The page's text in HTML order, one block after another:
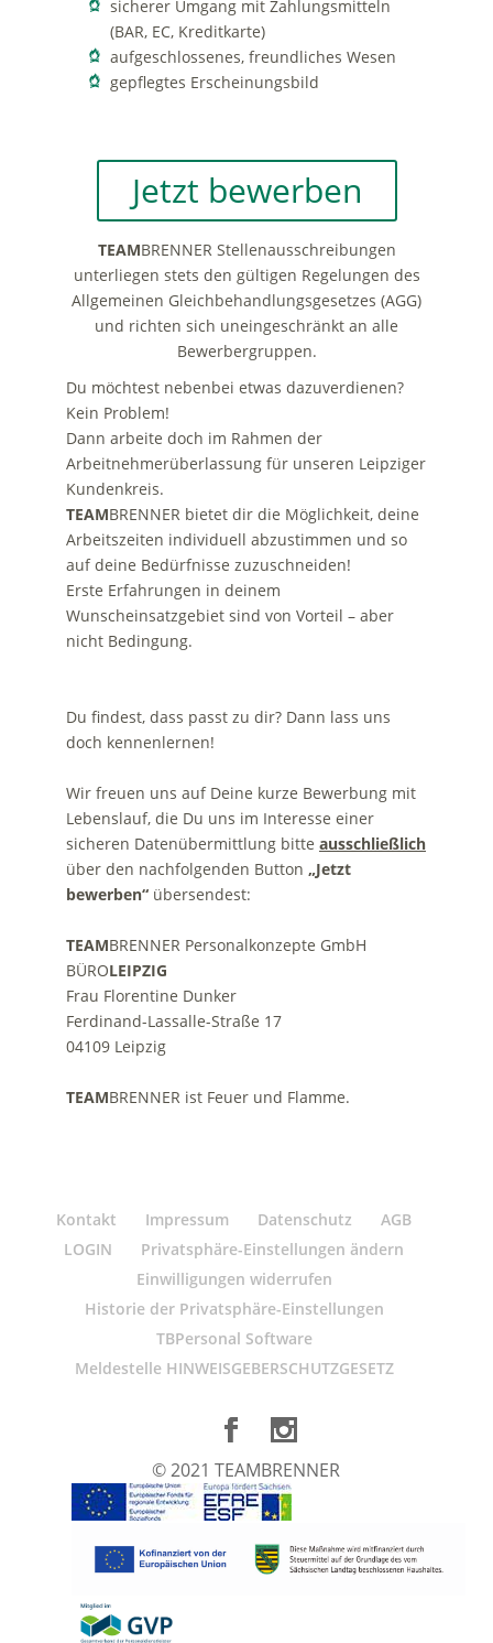
Kontakt Impressum Datenschutz
AGB
LOGIN
Privatsphäre-Einstellungen ändern
Einwilligungen widerrufen
Historie der Privatsphäre-Einstellungen
TBPersonal Software
Meldestelle HINWEISGEBERSCHUTZGESETZ
© 2021 TEAMBRENNER